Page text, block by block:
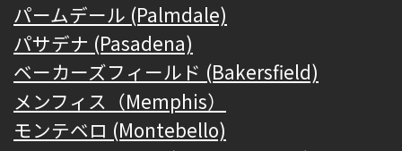
パームデール (Palmdale)
パサデナ (Pasadena)
ベーカーズフィールド (Bakersfield)
メンフィス（Memphis）
モンテベロ (Montebello)